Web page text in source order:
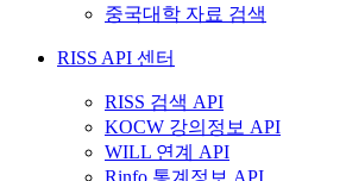
중국대학 자료 검색
RISS API 센터
RISS 검색 API
KOCW 강의정보 API
WILL 연계 API
Rinfo 통계정보 API